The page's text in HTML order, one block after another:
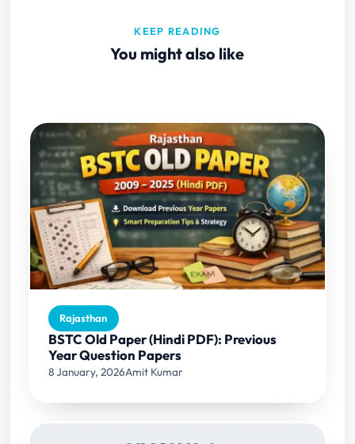
KEEP READING
You might also like
Rajasthan
BSTC Old Paper (Hindi PDF): Previous
Year Question Papers
8 January, 2026Amit Kumar